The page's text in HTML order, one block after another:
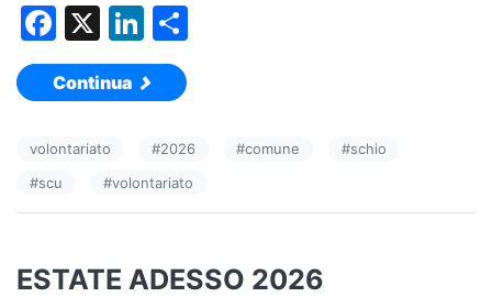
F
a
c
b
o
k
X
Li
n
k
dI
n
vi
di
Continua
volontariato #2026 #comune #schio
#scu #volontariato
ESTATE ADESSO 2026